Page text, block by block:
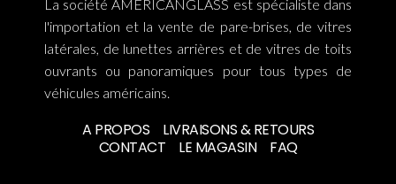
La société AMERICANGLASS est spécialiste dans
l'importation et la vente de pare-brises, de vitres
latérales, de lunettes arrières et de vitres de toits
ouvrants ou panoramiques pour tous types de
véhicules américains.
A PROPOS
LIVRAISONS & RETOURS
CONTACT
LE MAGASIN FAQ